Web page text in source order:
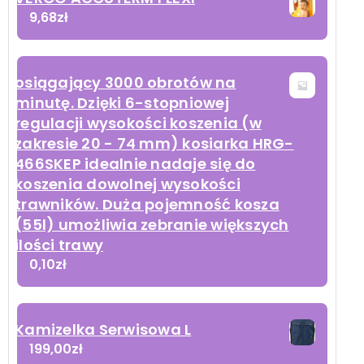
9,68zł
osiągający 3000 obrotów na
minutę. Dzięki 6-stopniowej
regulacji wysokości koszenia (w
zakresie 20 - 74 mm) kosiarka HRG-
466SKEP idealnie nadaje się do
koszenia dowolnej wysokości
trawników. Duża pojemność kosza
(55l) umożliwia zebranie większych
ilości trawy
0,10zł
Kamizelka Serwisowa L
199,00zł